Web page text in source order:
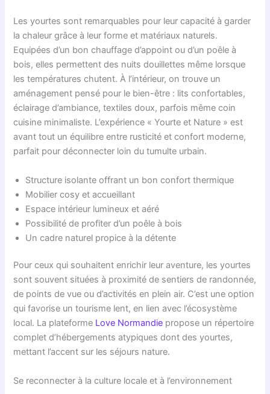
Les yourtes sont remarquables pour leur capacité à garder
la chaleur grâce à leur forme et matériaux naturels.
Equipées d’un bon chauffage d’appoint ou d’un poêle à
bois, elles permettent des nuits douillettes même lorsque
les températures chutent. À l’intérieur, on trouve un
aménagement pensé pour le bien-être : lits confortables,
éclairage d’ambiance, textiles doux, parfois même coin
cuisine minimaliste. L’expérience « Yourte et Nature » est
avant tout un équilibre entre rusticité et confort moderne,
parfait pour déconnecter loin du tumulte urbain.
Structure isolante offrant un bon confort thermique
Mobilier cosy et accueillant
Espace intérieur lumineux et aéré
Possibilité de profiter d’un poêle à bois
Un cadre naturel propice à la détente
Pour ceux qui souhaitent enrichir leur aventure, les yourtes
sont souvent situées à proximité de sentiers de randonnée,
de points de vue ou d’activités en plein air. C’est une option
qui favorise un tourisme lent, en lien avec l’écosystème
local. La plateforme Love Normandie propose un répertoire
complet d’hébergements atypiques dont des yourtes,
mettant l’accent sur les séjours nature.
Se reconnecter à la culture locale et à l’environnement